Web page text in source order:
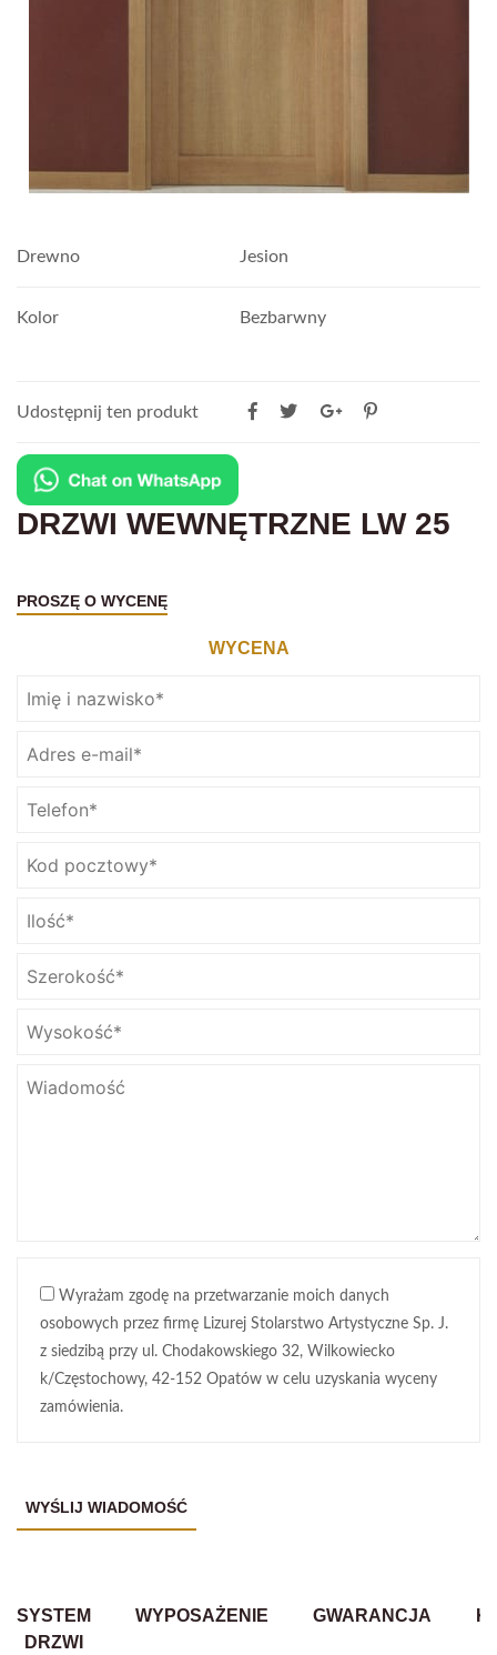
Drewno Jesion
Kolor Bezbarwny
Udostępnij ten produkt
DRZWI WEWNĘTRZNE LW 25
PROSZĘ O WYCENĘ
WYCENA
Wyrażam zgodę na przetwarzanie moich danych
osobowych przez firmę Lizurej Stolarstwo Artystyczne Sp. J.
z siedzibą przy ul. Chodakowskiego 32, Wilkowiecko
k/Częstochowy, 42-152 Opatów w celu uzyskania wyceny
zamówienia.
SYSTEM
DRZWI
WYPOSAŻENIE GWARANCJA